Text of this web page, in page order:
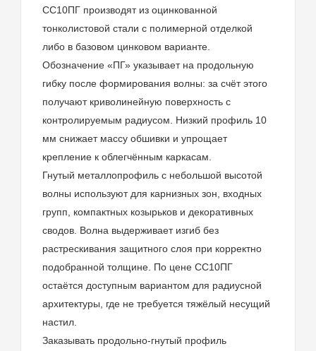
СС10ПГ производят из оцинкованной
тонколистовой стали с полимерной отделкой
либо в базовом цинковом варианте.
Обозначение «ПГ» указывает на продольную
гибку после формирования волны: за счёт этого
получают криволинейную поверхность с
контролируемым радиусом. Низкий профиль 10
мм снижает массу обшивки и упрощает
крепление к облегчённым каркасам.
Гнутый металлопрофиль с небольшой высотой
волны используют для карнизных зон, входных
групп, компактных козырьков и декоративных
сводов. Волна выдерживает изгиб без
растрескивания защитного слоя при корректно
подобранной толщине. По цене СС10ПГ
остаётся доступным вариантом для радиусной
архитектуры, где не требуется тяжёлый несущий
настил.
Заказывать продольно-гнутый профиль